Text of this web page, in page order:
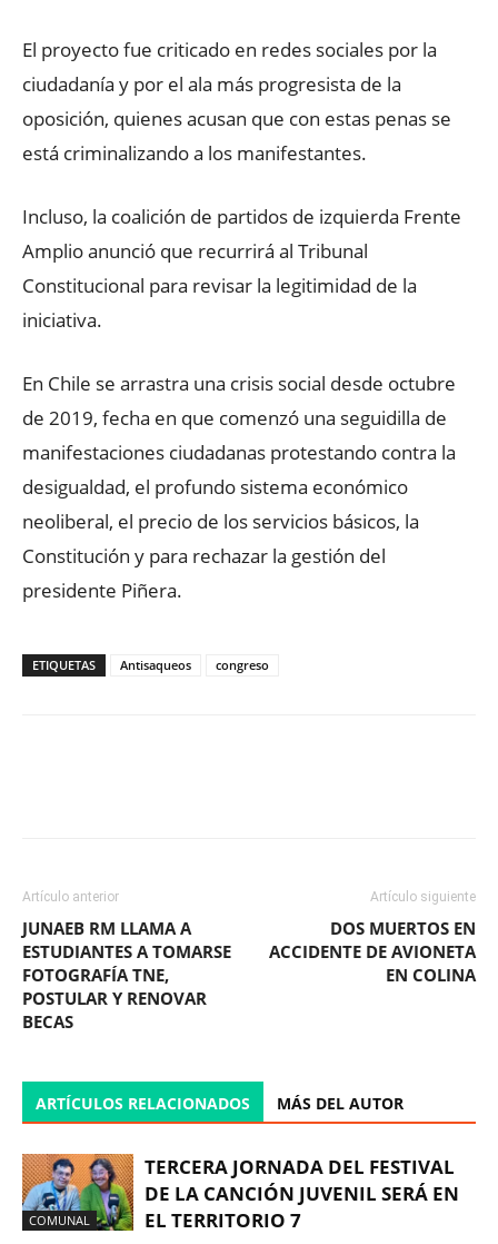
El proyecto fue criticado en redes sociales por la
ciudadanía y por el ala más progresista de la
oposición, quienes acusan que con estas penas se
está criminalizando a los manifestantes.
Incluso, la coalición de partidos de izquierda Frente
Amplio anunció que recurrirá al Tribunal
Constitucional para revisar la legitimidad de la
iniciativa.
En Chile se arrastra una crisis social desde octubre
de 2019, fecha en que comenzó una seguidilla de
manifestaciones ciudadanas protestando contra la
desigualdad, el profundo sistema económico
neoliberal, el precio de los servicios básicos, la
Constitución y para rechazar la gestión del
presidente Piñera.
ETIQUETAS Antisaqueos congreso
Artículo anterior
JUNAEB RM LLAMA A
ESTUDIANTES A TOMARSE
FOTOGRAFÍA TNE,
POSTULAR Y RENOVAR
BECAS
Artículo siguiente
DOS MUERTOS EN
ACCIDENTE DE AVIONETA
EN COLINA
ARTÍCULOS RELACIONADOS MÁS DEL AUTOR
COMUNAL
TERCERA JORNADA DEL FESTIVAL
DE LA CANCIÓN JUVENIL SERÁ EN
EL TERRITORIO 7